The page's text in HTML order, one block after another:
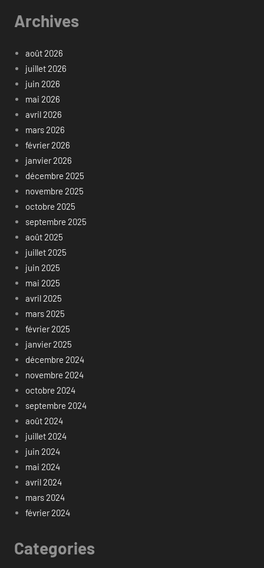
Archives
août 2026
juillet 2026
juin 2026
mai 2026
avril 2026
mars 2026
février 2026
janvier 2026
décembre 2025
novembre 2025
octobre 2025
septembre 2025
août 2025
juillet 2025
juin 2025
mai 2025
avril 2025
mars 2025
février 2025
janvier 2025
décembre 2024
novembre 2024
octobre 2024
septembre 2024
août 2024
juillet 2024
juin 2024
mai 2024
avril 2024
mars 2024
février 2024
Categories